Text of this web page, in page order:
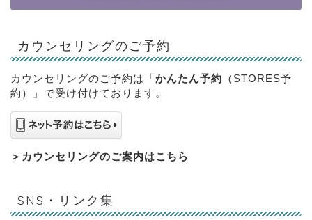
カウンセリングのご予約
カウンセリングのご予約は「かんたん予約 （STORES予
約）」で受け付けております。
＞ カウンセリングのご案内はこちら
SNS・リンク集